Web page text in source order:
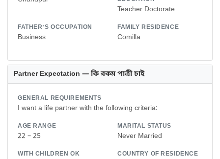
Teacher Doctorate
FATHER'S OCCUPATION
Business
FAMILY RESIDENCE
Comilla
Partner Expectation — কি রকম পাত্রী চাই
GENERAL REQUIREMENTS
I want a life partner with the following criteria:
AGE RANGE
22 – 25
MARITAL STATUS
Never Married
WITH CHILDREN OK COUNTRY OF RESIDENCE